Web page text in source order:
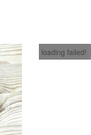
loading failed!